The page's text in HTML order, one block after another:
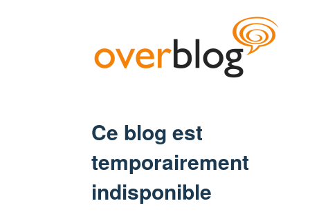
Ce blog est
temporairement
indisponible